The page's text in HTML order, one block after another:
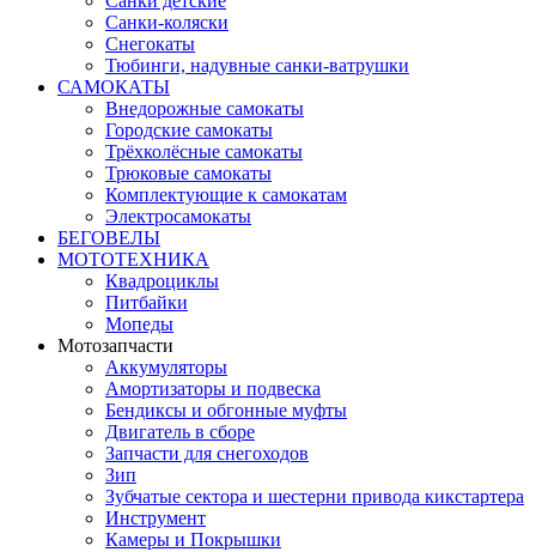
Санки-коляски
Снегокаты
Тюбинги, надувные санки-ватрушки
САМОКАТЫ
Внедорожные самокаты
Городские самокаты
Трёхколёсные самокаты
Трюковые самокаты
Комплектующие к самокатам
Электросамокаты
БЕГОВЕЛЫ
МОТОТЕХНИКА
Квадроциклы
Питбайки
Мопеды
Мотозапчасти
Аккумуляторы
Амортизаторы и подвеска
Бендиксы и обгонные муфты
Двигатель в сборе
Запчасти для снегоходов
Зип
Зубчатые сектора и шестерни привода кикстартера
Инструмент
Камеры и Покрышки